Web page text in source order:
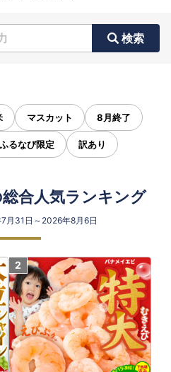
検索
マスカット 8月終了
ふるなび限定 訳あり
合人気ランキング
月31日～2026年8月6日